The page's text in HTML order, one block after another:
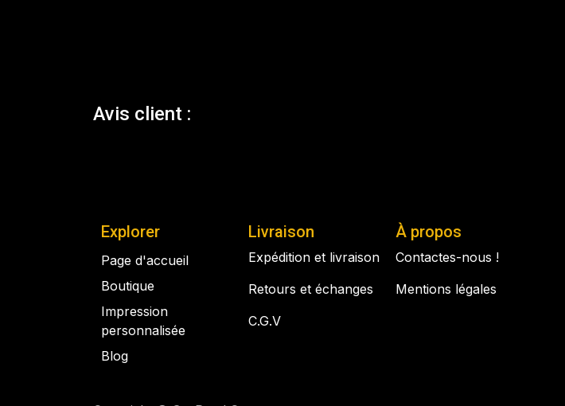
Avis client :
Explorer
Page d'accueil
Boutique
Impression
personnalisée
Blog
Livraison
Expédition et livraison
Retours et échanges
C.G.V
À propos
Contactes-nous !
Mentions légales